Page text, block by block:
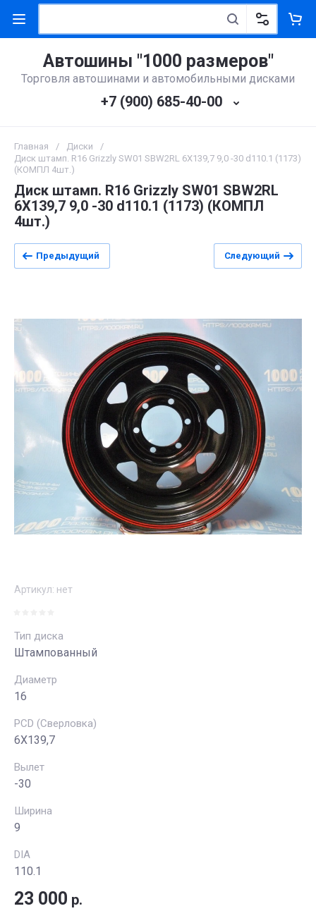
Автошины "1000 размеров"
Торговля автошинами и автомобильными дисками
+7 (900) 685-40-00
Главная / Диски
/
Диск штамп. R16 Grizzly SW01 SBW2RL 6X139,7 9,0 -30 d110.1 (1173)
(КОМПЛ 4шт.)
Диск штамп. R16 Grizzly SW01 SBW2RL
6X139,7 9,0 -30 d110.1 (1173) (КОМПЛ
4шт.)
Предыдущий Следующий
Артикул: нет
Тип диска
Штампованный
Диаметр
16
PCD (Сверловка)
6X139,7
Вылет
-30
Ширина
9
DIA
110.1
23 000 р.